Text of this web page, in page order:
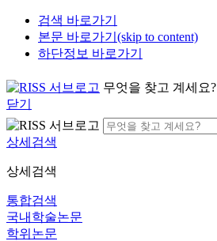
검색 바로가기
본문 바로가기(skip to content)
하단정보 바로가기
무엇을 찾고 계세요?
닫기
상세검색
상세검색
통합검색
국내학술논문
학위논문